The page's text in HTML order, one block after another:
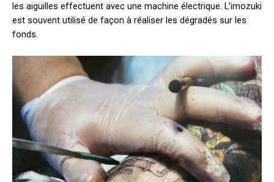
les aiguilles effectuent avec une machine électrique. L’imozuki
est souvent utilisé de façon à réaliser les dégradés sur les
fonds.